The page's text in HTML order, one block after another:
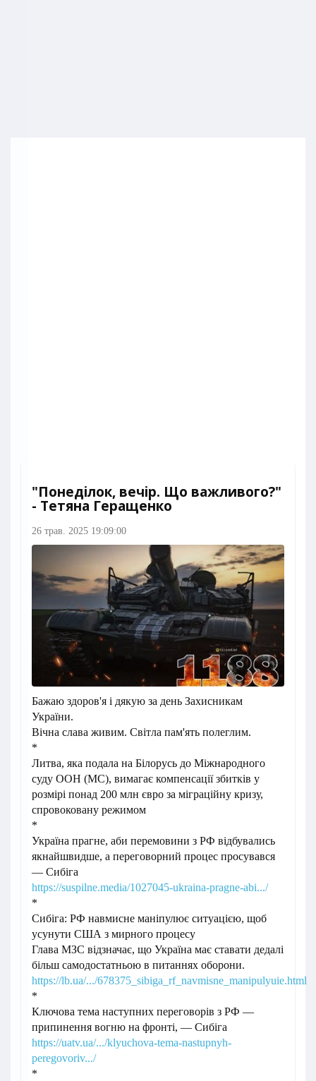
"Понеділок, вечір. Що важливого?"
- Тетяна Геращенко
26 трав. 2025 19:09:00
Бажаю здоров'я і дякую за день Захисникам
України.
Вічна слава живим. Світла пам'ять полеглим.
*
Литва, яка подала на Білорусь до Міжнародного
суду ООН (МС), вимагає компенсації збитків у
розмірі понад 200 млн євро за міграційну кризу,
спровоковану режимом
*
Україна прагне, аби перемовини з РФ відбувались
якнайшвидше, а переговорний процес просувався
— Сибіга
https://suspilne.media/1027045-ukraina-pragne-abi.../
*
Сибіга: РФ навмисне маніпулює ситуацією, щоб
усунути США з мирного процесу
Глава МЗС відзначає, що Україна має ставати дедалі
більш самодостатньою в питаннях оборони.
https://lb.ua/.../678375_sibiga_rf_navmisne_manipulyuie.html
*
Ключова тема наступних переговорів з РФ —
припинення вогню на фронті, — Сибіга
https://uatv.ua/.../klyuchova-tema-nastupnyh-
peregovoriv.../
*